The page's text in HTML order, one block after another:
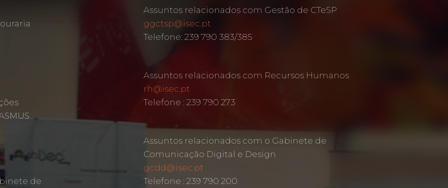
de
Assuntos relacionados com Gestão de CTeSP
ggctsp@isec.pt
Telefone: 239 790 383/385
Assuntos relacionados com Recursos Humanos
rh@isec.pt
Telefone : 239 790 273
Assuntos relacionados com o Gabinete de
Comunicação Digital e Design
gcdd@isec.pt
Telefone : 239 790 200